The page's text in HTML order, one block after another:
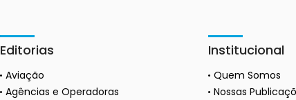
Editorias
Aviação
Agências e Operadoras
Institucional
Quem Somos
Nossas